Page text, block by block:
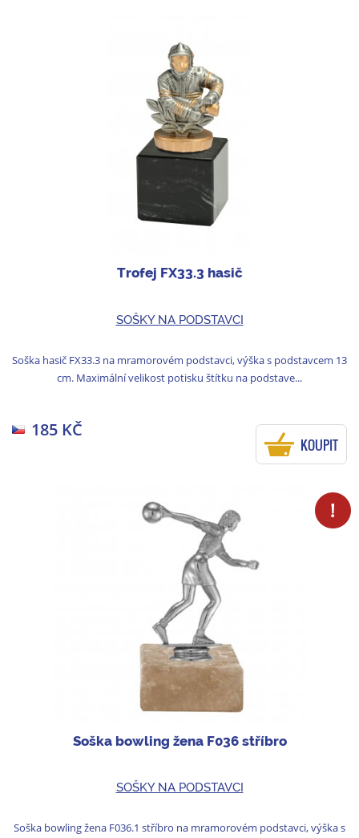
Trofej FX33.3 hasič
SOŠKY NA PODSTAVCI
Soška hasič FX33.3 na mramorovém podstavci, výška s podstavcem 13
cm. Maximální velikost potisku štítku na podstave...
185 KČ
KOUPIT
Soška bowling žena F036 stříbro
SOŠKY NA PODSTAVCI
Soška bowling žena F036.1 stříbro na mramorovém podstavci, výška s